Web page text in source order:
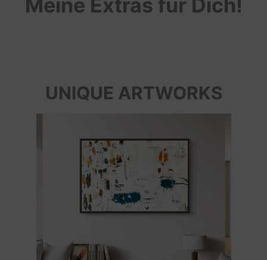
Meine Extras für Dich!
UNIQUE ARTWORKS